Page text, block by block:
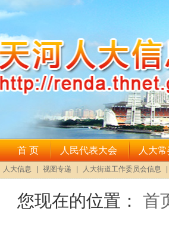
您现在的位置： 首